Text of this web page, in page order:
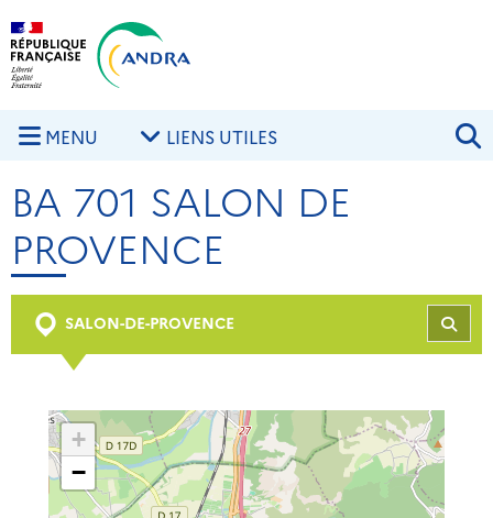
Aller au contenu principal
MENU LIENS UTILES
BA 701 SALON DE
PROVENCE
SALON-DE-PROVENCE
+
−